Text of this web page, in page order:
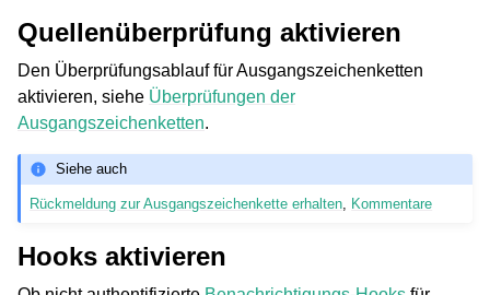
Quellenüberprüfung aktivieren
Den Überprüfungsablauf für Ausgangszeichenketten
aktivieren, siehe Überprüfungen der
Ausgangszeichenketten.
Siehe auch
Rückmeldung zur Ausgangszeichenkette erhalten, Kommentare
Hooks aktivieren